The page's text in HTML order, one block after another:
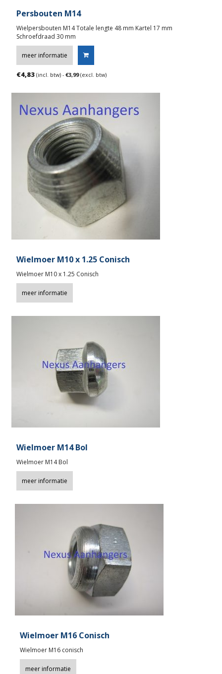
Persbouten M14
Wielpersbouten M14 Totale lengte 48 mm Kartel 17 mm
Schroefdraad 30 mm
meer informatie
€4,83 (incl. btw) - €3,99(excl. btw)
Wielmoer M10 x 1.25 Conisch
Wielmoer M10 x 1.25 Conisch
meer informatie
Wielmoer M14 Bol
Wielmoer M14 Bol
meer informatie
Wielmoer M16 Conisch
Wielmoer M16 conisch
meer informatie